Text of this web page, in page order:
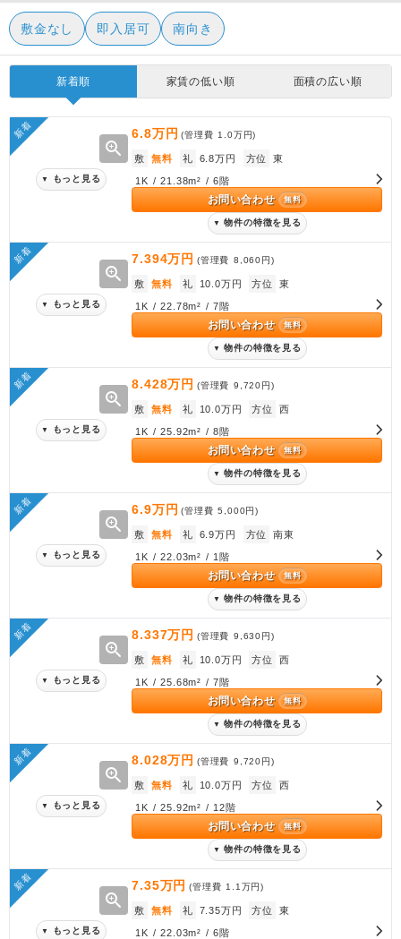
敷金なし 即入居可 南向き
新着順 家賃の低い順 面積の広い順
新着
zoom_in
▼ もっと見る
6.8万円 (管理費 1.0万円)
敷 無料 礼 6.8万円 方位 東
1K / 21.38m² / 6階
お問い合わせ 無料
▼ 物件の特徴を見る
新着
zoom_in
▼ もっと見る
7.394万円 (管理費 8,060円)
敷 無料 礼 10.0万円 方位 東
1K / 22.78m² / 7階
お問い合わせ 無料
▼ 物件の特徴を見る
新着
zoom_in
▼ もっと見る
8.428万円 (管理費 9,720円)
敷 無料 礼 10.0万円 方位 西
1K / 25.92m² / 8階
お問い合わせ 無料
▼ 物件の特徴を見る
新着
zoom_in
▼ もっと見る
6.9万円 (管理費5,000円)
敷 無料 礼 6.9万円 方位 南東
1K / 22.03m² / 1階
お問い合わせ 無料
▼ 物件の特徴を見る
新着
zoom_in
▼ もっと見る
8.337万円 (管理費 9,630円)
敷 無料 礼 10.0万円 方位 西
1K / 25.68m² / 7階
お問い合わせ 無料
▼ 物件の特徴を見る
新着
zoom_in
▼ もっと見る
8.028万円 (管理費 9,720円)
敷 無料 礼 10.0万円 方位 西
1K / 25.92m² / 12階
お問い合わせ 無料
▼ 物件の特徴を見る
新着
zoom_in
▼ もっと見る
7.35万円 (管理費 1.1万円)
敷 無料 礼 7.35万円 方位 東
1K / 22.03m² / 6階